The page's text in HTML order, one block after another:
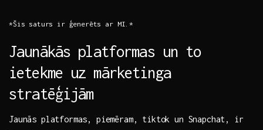
*Šis saturs ir ģenerēts​ ar‌ MI.*
Jaunākās⁢ platformas un to
ietekme uz mārketinga
stratēģijām
Jaunās platformas, piemēram, ⁢tiktok‍ un Snapchat, ir